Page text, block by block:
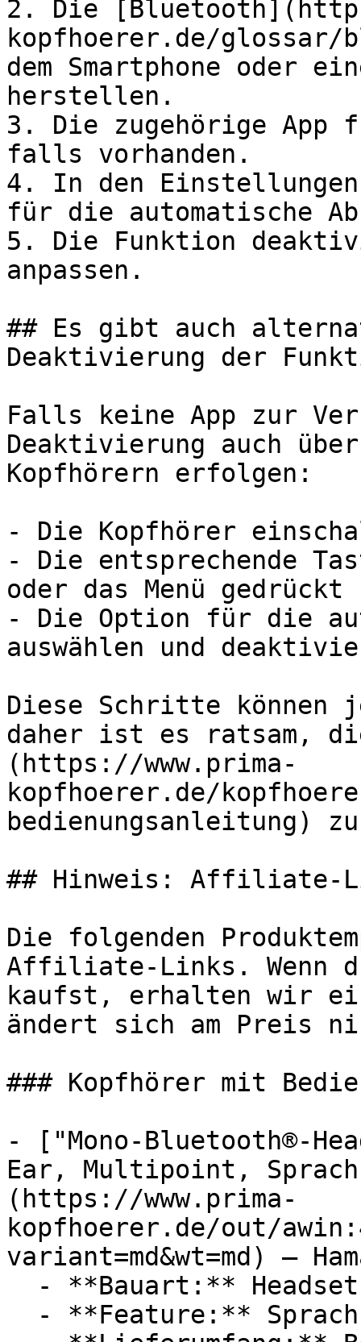
2. Die
kopfhoerer.de/glossar/
dem Smartphone oder
herstellen.
3. Die zugehörige App
falls vorhanden.
4. In den
für die automatische
5. Die Funktion
anpassen.
## Es gibt auch
Deaktivierung der
Falls keine App zur
Deaktivierung auch
Kopfhörern erfolgen:
- Die Kopfhörer
- Die entsprechende
oder das Menü
- Die Option für die
auswählen und
Diese Schritte können
daher ist es ratsam,
(https://www.prima-
kopfhoerer.de/
bedienungsanleitung)
## Hinweis: Affiliate-
Die folgenden
Affiliate-Links. Wenn
kaufst, erhalten wir
ändert sich am Preis
### Kopfhörer mit
- ["Mono-Bluetooth®-
Ear, Multipoint,
(https://www.prima-
kopfhoerer.de/out/
variant=md&wt=md) —